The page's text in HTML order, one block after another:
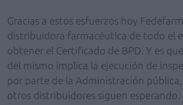
Gracias a estos esfuerzos hoy
distribuidora farmacéutica de todo el
obtener el Certificado de BPD. Y es
del mismo implica la ejecución de
por parte de la Administración
otros distribuidores siguen esperando.